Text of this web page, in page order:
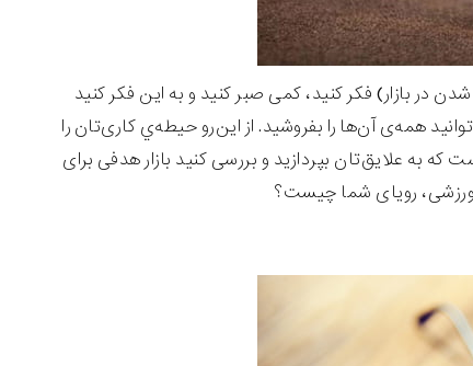
در بازار) فکر کنید، کمی صبر کنید و به این فکر کنید
همه‌ی آن‌ها را بفروشید. از این‌رو حیطه‌ي کاری‌تان را
علایق‌تان بپردازید و بررسی کنید بازار هدفی برای
ورزشی، رویای شما چیست؟